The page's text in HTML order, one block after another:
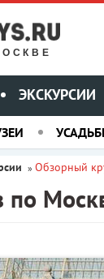
ЭКСКУРСИИ
» Обзорный